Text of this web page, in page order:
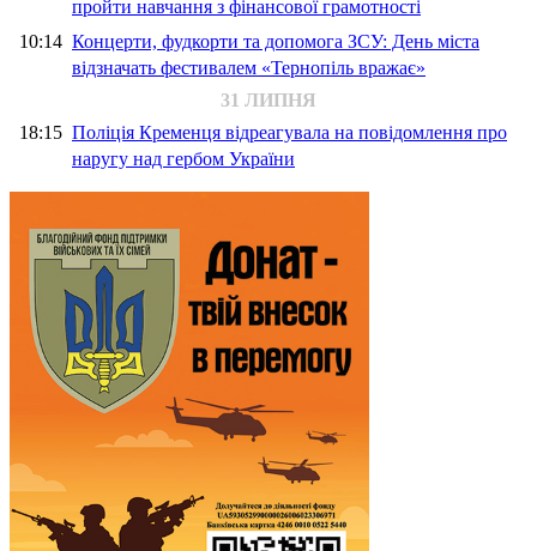
пройти навчання з фінансової грамотності
10:14 Концерти, фудкорти та допомога ЗСУ: День міста
відзначать фестивалем «Тернопіль вражає»
31 ЛИПНЯ
18:15 Поліція Кременця відреагувала на повідомлення про
наругу над гербом України